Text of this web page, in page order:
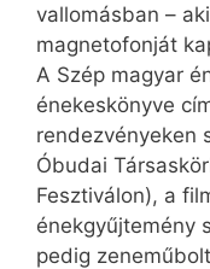
vallomásban –
magnetofonját
A Szép magyar
énekeskönyve
rendezvényeken
Óbudai
Fesztiválon), a
énekgyűjtemény
pedig